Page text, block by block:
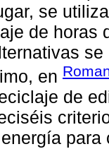
se
de horas
en
de